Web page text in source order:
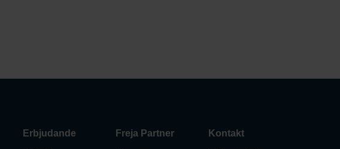
Erbjudande Freja Partner Kontakt